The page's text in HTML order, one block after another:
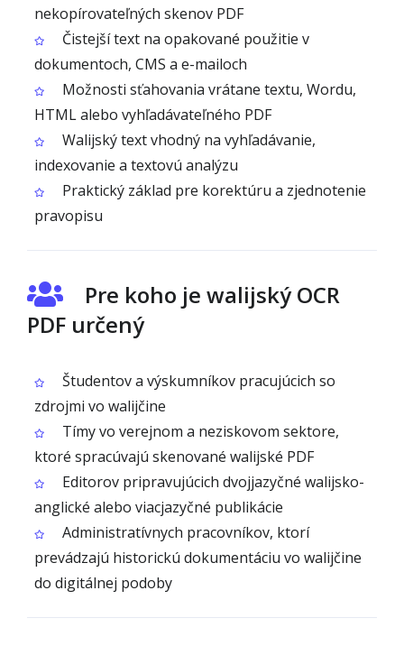
nekopírovateľných skenov PDF
Čistejší text na opakované použitie v
dokumentoch, CMS a e-mailoch
Možnosti sťahovania vrátane textu, Wordu,
HTML alebo vyhľadávateľného PDF
Walijský text vhodný na vyhľadávanie,
indexovanie a textovú analýzu
Praktický základ pre korektúru a zjednotenie
pravopisu
Pre koho je walijský OCR
PDF určený
Študentov a výskumníkov pracujúcich so
zdrojmi vo walijčine
Tímy vo verejnom a neziskovom sektore,
ktoré spracúvajú skenované walijské PDF
Editorov pripravujúcich dvojjazyčné walijsko-
anglické alebo viacjazyčné publikácie
Administratívnych pracovníkov, ktorí
prevádzajú historickú dokumentáciu vo walijčine
do digitálnej podoby